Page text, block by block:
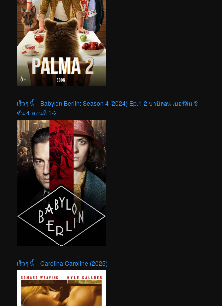
เร็วๆ นี้ – Babylon Berlin: Season 4 (2024) Ep.1-2 บาบิลอน เบอร์ลิน ซี
ซัน 4 ตอนที่ 1-2
เร็วๆ นี้ – Carolina Caroline (2025)